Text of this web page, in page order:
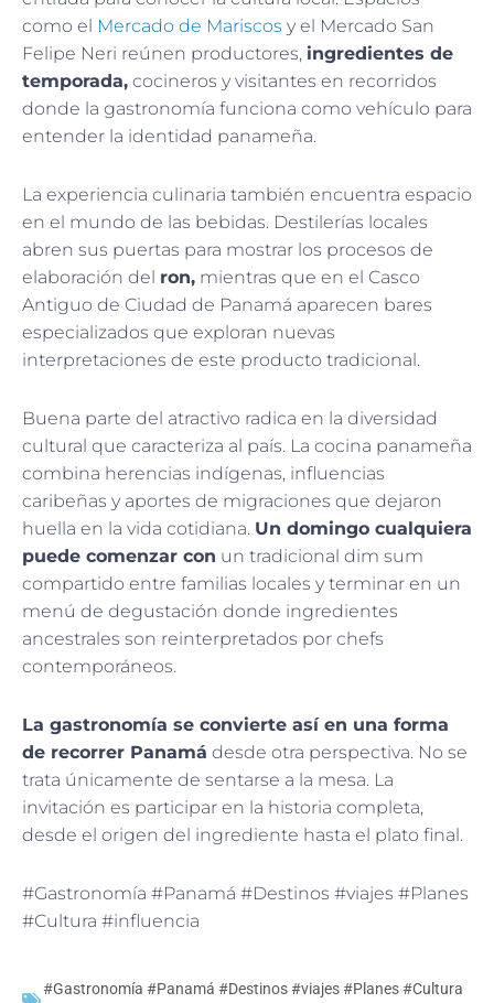
como el Mercado de Mariscos y el Mercado San
Felipe Neri reúnen productores, ingredientes de
temporada, cocineros y visitantes en recorridos
donde la gastronomía funciona como vehículo para
entender la identidad panameña.
La experiencia culinaria también encuentra espacio
en el mundo de las bebidas. Destilerías locales
abren sus puertas para mostrar los procesos de
elaboración del ron, mientras que en el Casco
Antiguo de Ciudad de Panamá aparecen bares
especializados que exploran nuevas
interpretaciones de este producto tradicional.
Buena parte del atractivo radica en la diversidad
cultural que caracteriza al país. La cocina panameña
combina herencias indígenas, influencias
caribeñas y aportes de migraciones que dejaron
huella en la vida cotidiana. Un domingo cualquiera
puede comenzar con un tradicional dim sum
compartido entre familias locales y terminar en un
menú de degustación donde ingredientes
ancestrales son reinterpretados por chefs
contemporáneos.
La gastronomía se convierte así en una forma
de recorrer Panamá desde otra perspectiva. No se
trata únicamente de sentarse a la mesa. La
invitación es participar en la historia completa,
desde el origen del ingrediente hasta el plato final.
#Gastronomía #Panamá #Destinos #viajes #Planes
#Cultura #influencia
#Gastronomía #Panamá #Destinos #viajes #Planes #Cultura